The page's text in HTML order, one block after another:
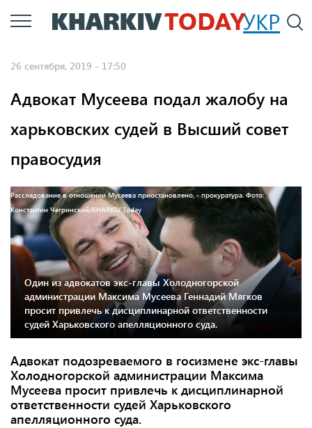
Перейти
к
УКР
26 сентября, 2019 - 17:50
Адвокат Мусеева подал жалобу на
харьковских судей в Высший совет
правосудия
Расследование в отношении Мусеева приостановлено, - прокуратура. Фото:
Константин Чегринский/KHARKIV Today
Один из адвокатов экс-главы Холодногорской
администрации Максима Мусеева Геннадий Мягков
просит привлечь к дисциплинарной ответственности
судей Харьковского апелляционного суда.
Адвокат подозреваемого в госизмене экс-главы
Холодногорской администрации Максима
Мусеева просит привлечь к дисциплинарной
ответственности судей Харьковского
апелляционного суда.